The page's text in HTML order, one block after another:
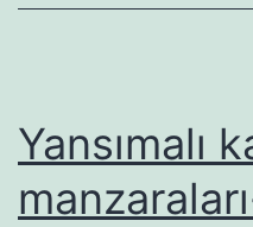
Yansımalı